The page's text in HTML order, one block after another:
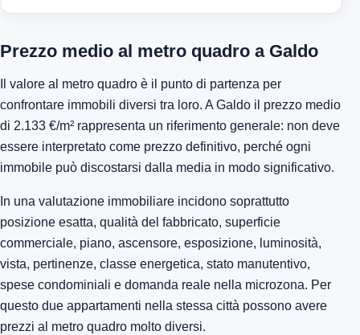
Prezzo medio al metro quadro a Galdo
Il valore al metro quadro è il punto di partenza per
confrontare immobili diversi tra loro. A Galdo il prezzo medio
di 2.133 €/m² rappresenta un riferimento generale: non deve
essere interpretato come prezzo definitivo, perché ogni
immobile può discostarsi dalla media in modo significativo.
In una valutazione immobiliare incidono soprattutto
posizione esatta, qualità del fabbricato, superficie
commerciale, piano, ascensore, esposizione, luminosità,
vista, pertinenze, classe energetica, stato manutentivo,
spese condominiali e domanda reale nella microzona. Per
questo due appartamenti nella stessa città possono avere
prezzi al metro quadro molto diversi.